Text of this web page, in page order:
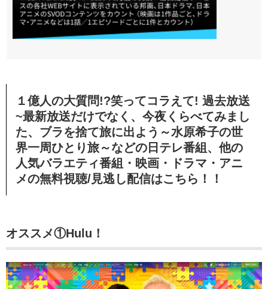
１億人の大質問!?笑ってコラえて! 過去放送
~最新放送だけでなく、今夜くらべてみまし
た、ブラを捨て旅に出よう～水原希子の世
界一周ひとり旅～などの日テレ番組、他の
人気バラエティ番組・映画・ドラマ・アニ
メの無料視聴/見逃し配信はこちら！！
オススメ①Hulu！